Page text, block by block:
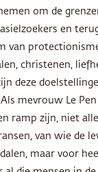
om de
en
van
christenen,
deze
mevrouw Le
ramp zijn, niet
van wie de
maar voor